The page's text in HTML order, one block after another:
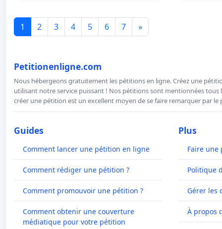
1 2 3 4 5 6 7 »
Petitionenligne.com
Nous hébergeons gratuitement les pétitions en ligne. Créez une
utilisant notre service puissant ! Nos pétitions sont mentionnées tous
créer une pétition est un excellent moyen de se faire remarquer par le
Guides
Comment lancer une pétition en ligne
Comment rédiger une pétition ?
Comment promouvoir une pétition ?
Comment obtenir une couverture
médiatique pour votre pétition
Plus
Faire
Politique
Gérer les
À propos